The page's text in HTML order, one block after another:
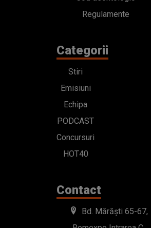
Regulamente
Categorii
Stiri
Emisiuni
Echipa
PODCAST
Concursuri
HOT40
Contact
Bd. Mărăști 65-67,